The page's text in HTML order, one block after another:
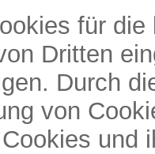
für
Dritten
Durch
von